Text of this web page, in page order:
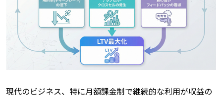
現代のビジネス、特に月額課金制で継続的な利用が収益の